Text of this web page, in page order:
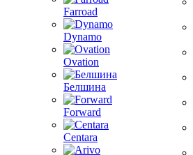
Farroad
Dynamo
Ovation
Белшина
Forward
Centara